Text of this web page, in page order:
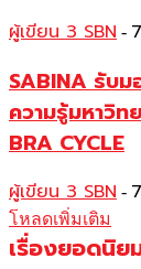
ผู้เขียน 3 SBN -
SABINA รับ
ความรู้มหาวิท
BRA CYCLE
ผู้เขียน 3 SBN -
โหลดเพิ่มเติม
เรื่องยอดนิย